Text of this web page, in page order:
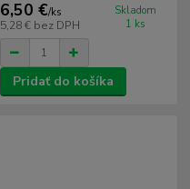
6,50 €/ks
5,28 € bez DPH
Skladom
1 ks
Pridať do košíka